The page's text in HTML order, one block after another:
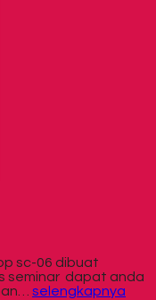
sc-06 dibuat
seminar dapat anda
selengkapnya